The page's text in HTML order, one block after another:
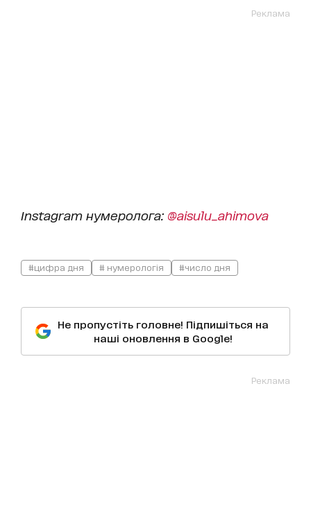
Реклама
Instagram нумеролога: @aisulu_ahimova
#цифра дня # нумерологія #число дня
Не пропустіть головне! Підпишіться на
наші оновлення в Google!
Реклама